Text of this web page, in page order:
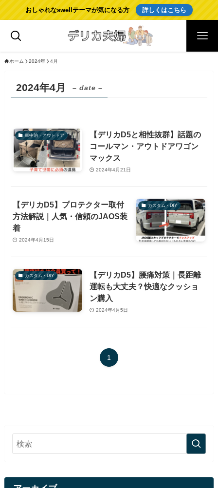
おしゃれなswellテーマが気になる方 詳しくはこちら
ホーム 2024年 4月
2024年4月 – date –
車中泊・アウトドア
【デリカD5と相性抜群】話題の
コールマン・アウトドアワゴン
マックス
2024年4月21日
カスタム・DIY
【デリカD5】プロテクター取付
方法解説｜人気・信頼のJAOS装
着
2024年4月15日
カスタム・DIY
【デリカD5】腰痛対策｜長距離
運転も大丈夫？快適なクッショ
ン購入
2024年4月5日
1